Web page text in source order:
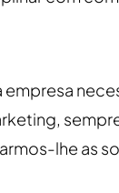
lhe as